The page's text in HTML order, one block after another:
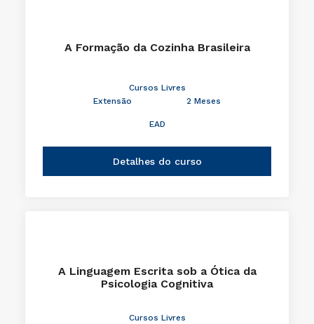
A Formação da Cozinha Brasileira
Cursos Livres
Extensão
2 Meses
EAD
Detalhes do curso
A Linguagem Escrita sob a Ótica da
Psicologia Cognitiva
Cursos Livres